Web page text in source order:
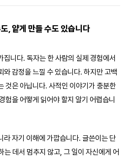
, 얕게 만들 수도 있습니다
집니다. 독자는 한 사람의 실제 경험에서
와 감정을 느낄 수 있습니다. 하지만 고백
것은 아닙니다. 사적인 이야기가 충분한
험을 어떻게 읽어야 할지 알기 어렵습니
라 자기 이해에 가깝습니다. 글쓴이는 단
는 데서 멈추지 않고, 그 일이 자신에게 어